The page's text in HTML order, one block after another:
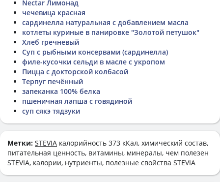
Nectar Лимонад
чечевица красная
сардинелла натуральная с добавлением масла
котлеты куриные в панировке "Золотой петушок"
Хлеб гречневый
Суп с рыбными консервами (сардинелла)
филе-кусочки сельди в масле с укропом
Пицца с докторской колбасой
Терпуг печённый
запеканка 100% белка
пшеничная лапша с говядиной
суп сякэ тядзуки
Метки: STEVIA калорийность 373 кКал, химический состав,
питательная ценность, витамины, минералы, чем полезен
STEVIA, калории, нутриенты, полезные свойства STEVIA